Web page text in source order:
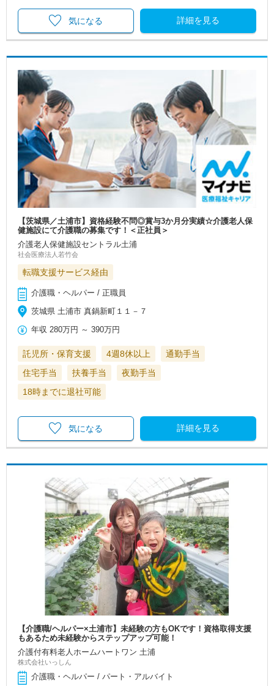
詳細を見る
気になる
【茨城県／土浦市】資格経験不問◎賞与3か月分実績☆介護老人保
健施設にて介護職の募集です！＜正社員＞
介護老人保健施設セントラル土浦
社会医療法人若竹会
転職支援サービス経由
介護職・ヘルパー / 正職員
茨城県 土浦市 真鍋新町１１－７
年収 280万円 ～390万円
託児所・保育支援 4週8休以上
通勤手当
住宅手当
扶養手当
夜勤手当
18時までに退社可能
詳細を見る
気になる
【介護職/ヘルパー×土浦市】未経験の方もOKです！資格取得支援
もあるため未経験からステップアップ可能！
介護付有料老人ホームハートワン 土浦
株式会社いっしん
介護職・ヘルパー / パート・アルバイト